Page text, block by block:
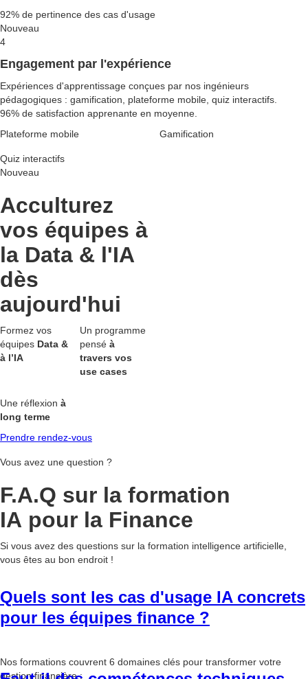
92% de pertinence des cas d'usage
Nouveau
4
Engagement par l'expérience
Expériences d'apprentissage conçues par nos ingénieurs
pédagogiques : gamification, plateforme mobile, quiz interactifs.
96% de satisfaction apprenante en moyenne.
Plateforme mobile
Gamification
Quiz interactifs
Nouveau
Acculturez
vos équipes à
la Data & l'IA
dès
aujourd'hui
Formez vos
équipes Data &
à l’IA
Un programme
pensé à
travers vos
use cases
Une réflexion à
long terme
Prendre rendez-vous
Vous avez une question ?
F.A.Q sur la formation
IA pour la Finance
Si vous avez des questions sur la formation intelligence artificielle,
vous êtes au bon endroit !
Quels sont les cas d'usage IA concrets
pour les équipes finance ?
Nos formations couvrent 6 domaines clés pour transformer votre
gestion financière :